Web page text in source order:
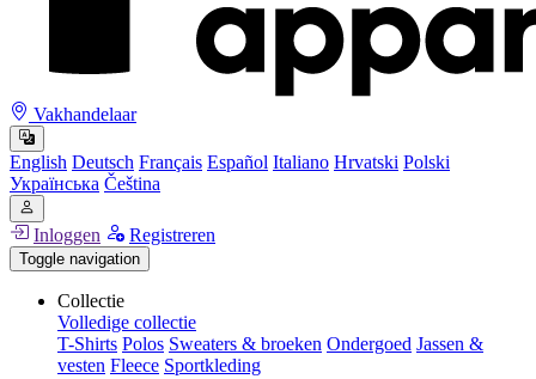
Vakhandelaar
English Deutsch Français Español Italiano Hrvatski Polski
Українська Čeština
Inloggen Registreren
Toggle navigation
Collectie
Volledige collectie
T-Shirts Polos Sweaters & broeken Ondergoed Jassen &
vesten Fleece Sportkleding